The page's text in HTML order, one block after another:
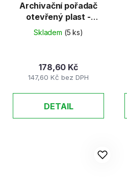
Archivační pořadač
otevřený plast -
černý
Skladem (5 ks)
147,60 Kč bez DPH
178,60 Kč
DETAIL